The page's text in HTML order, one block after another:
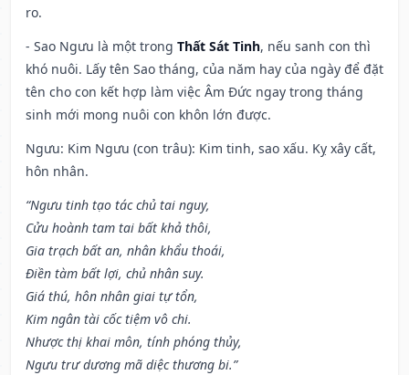
ro.
- Sao Ngưu là một trong Thất Sát Tinh, nếu sanh con thì
khó nuôi. Lấy tên Sao tháng, của năm hay của ngày để đặt
tên cho con kết hợp làm việc Âm Đức ngay trong tháng
sinh mới mong nuôi con khôn lớn được.
Ngưu: Kim Ngưu (con trâu): Kim tinh, sao xấu. Kỵ xây cất,
hôn nhân.
“Ngưu tinh tạo tác chủ tai nguy,
Cửu hoành tam tai bất khả thôi,
Gia trạch bất an, nhân khẩu thoái,
Điền tàm bất lợi, chủ nhân suy.
Giá thú, hôn nhân giai tự tổn,
Kim ngân tài cốc tiệm vô chi.
Nhược thị khai môn, tính phóng thủy,
Ngưu trư dương mã diệc thương bi.”